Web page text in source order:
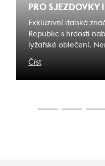
PRO SJEZDOVKY
Exkluzivní italská
Republic s hrdostí
lyžařské oblečení.
to manifest nového
který elegantně
výkonem a městskou
dokonalé harmonii.
Číst